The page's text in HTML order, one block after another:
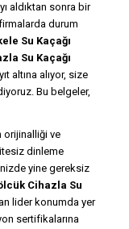
aldıktan sonra bir
durum
Su Kaçağı
Su Kaçağı
altına alıyor, size
Bu belgeler,
orijinalliği ve
dinleme
yine gereksiz
Cihazla Su
lider konumda yer
sertifikalarına